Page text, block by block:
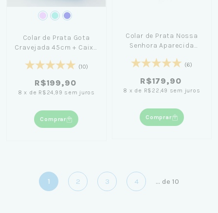
Colar de Prata Gota
Cravejada 45cm + Caixa
(10)
R$199,90
8 x de R$24,99 sem juros
Comprar
Colar de Prata Nossa
Senhora Aparecida
45cm
(6)
R$179,90
8 x de R$22,49 sem juros
Comprar
1 2 3 4 ... de 10